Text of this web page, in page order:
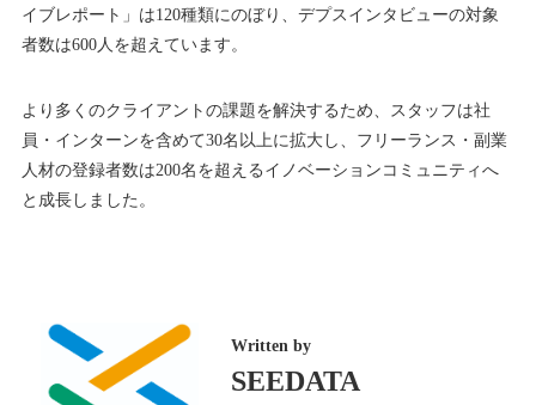
Written by
SEEDATA
イブレポート」は120種類にのぼり、デプスインタビューの対象
者数は600人を超えています。
より多くのクライアントの課題を解決するため、スタッフは社
員・インターンを含めて30名以上に拡大し、フリーランス・副業
人材の登録者数は200名を超えるイノベーションコミュニティへ
と成長しました。